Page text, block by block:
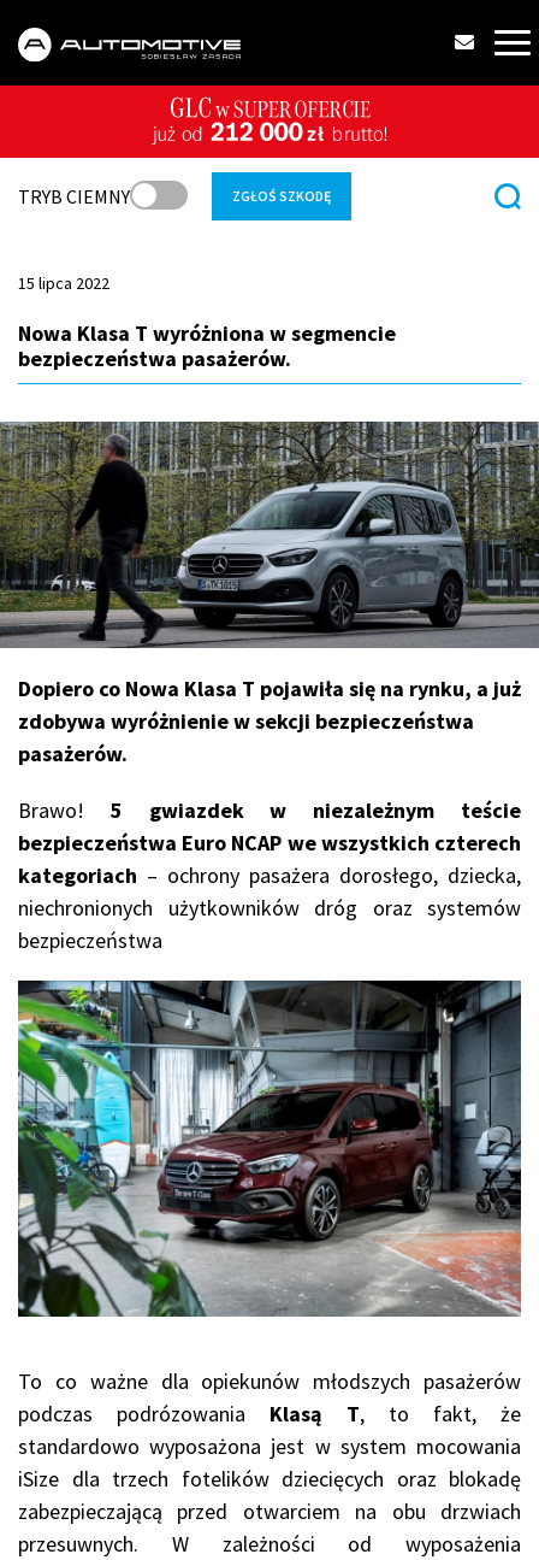
TRYB CIEMNY ZGŁOŚ SZKODĘ
15 lipca 2022
Nowa Klasa T wyróżniona w segmencie
bezpieczeństwa pasażerów.
Dopiero co Nowa Klasa T pojawiła się na rynku, a już
zdobywa wyróżnienie w sekcji bezpieczeństwa
pasażerów.
Brawo! 5 gwiazdek w niezależnym teście
bezpieczeństwa Euro NCAP we wszystkich czterech
kategoriach – ochrony pasażera dorosłego, dziecka,
niechronionych użytkowników dróg oraz systemów
bezpieczeństwa
To co ważne dla opiekunów młodszych pasażerów
podczas podrózowania Klasą T, to fakt, że
standardowo wyposażona jest w system mocowania
iSize dla trzech fotelików dziecięcych oraz blokadę
zabezpieczającą przed otwarciem na obu drzwiach
przesuwnych. W zależności od wyposażenia